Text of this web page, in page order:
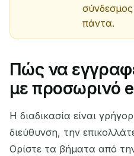
πάντα.
Πώς να
με προσωρινό
Η διαδικασία είναι
διεύθυνση, την
Ορίστε τα βήματα από